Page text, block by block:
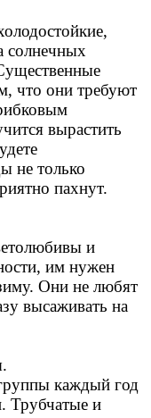
солнечных
что они требуют
вырастить
не только
пахнут.
и
им нужен
Они не любят
высаживать на
каждый год
Трубчатые и